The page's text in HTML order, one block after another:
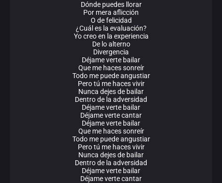
Dónde puedes llorar
Por mera aflicción
O de felicidad
¿Cuál es la evaluación?
Yo creo en la experiencia
De lo alterno
Divergencia
Déjame verte bailar
Que me haces sonreír
Todo me puede angustiar
Pero tú me haces vivir
Nunca dejes de bailar
Dentro de la adversidad
Déjame verte bailar
Déjame verte cantar
Déjame verte bailar
Que me haces sonreír
Todo me puede angustiar
Pero tú me haces vivir
Nunca dejes de bailar
Dentro de la adversidad
Déjame verte bailar
Déjame verte cantar